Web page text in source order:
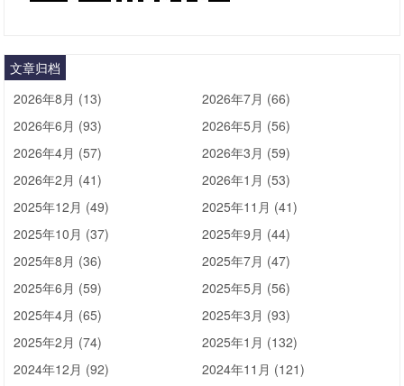
文章归档
2026年8月 (13)
2026年7月 (66)
2026年6月 (93)
2026年5月 (56)
2026年4月 (57)
2026年3月 (59)
2026年2月 (41)
2026年1月 (53)
2025年12月 (49)
2025年11月 (41)
2025年10月 (37)
2025年9月 (44)
2025年8月 (36)
2025年7月 (47)
2025年6月 (59)
2025年5月 (56)
2025年4月 (65)
2025年3月 (93)
2025年2月 (74)
2025年1月 (132)
2024年12月 (92)
2024年11月 (121)